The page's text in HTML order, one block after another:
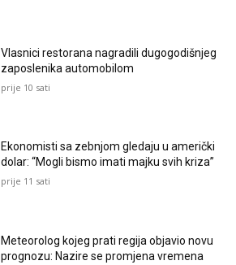
Vlasnici restorana nagradili dugogodišnjeg
zaposlenika automobilom
prije 10 sati
Ekonomisti sa zebnjom gledaju u američki
dolar: “Mogli bismo imati majku svih kriza”
prije 11 sati
Meteorolog kojeg prati regija objavio novu
prognozu: Nazire se promjena vremena